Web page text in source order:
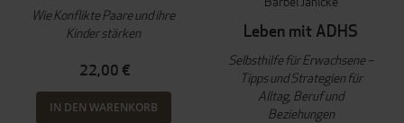
Wie Konflikte Paare und ihre
Kinder stärken
22,00 €
IN DEN WARENKORB
Leben mit ADHS
Selbsthilfe für Erwachsene –
Tipps und Strategien für
Alltag, Beruf und
Beziehungen